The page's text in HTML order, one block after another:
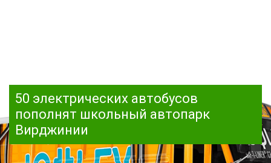
50 электрических автобусов
пополнят школьный автопарк
Вирджинии